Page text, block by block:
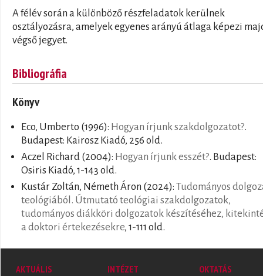
A félév során a különböző részfeladatok kerülnek
osztályozásra, amelyek egyenes arányú átlaga képezi
végső jegyet.
Bibliográfia
Könyv
Eco, Umberto (1996): Hogyan írjunk szakdolgozatot?.
Budapest: Kairosz Kiadó, 256 old.
Aczel Richard (2004): Hogyan írjunk esszét?. Budapest:
Osiris Kiadó, 1-143 old.
Kustár Zoltán, Németh Áron (2024): Tudományos
teológiából. Útmutató teológiai szakdolgozatok,
tudományos diákköri dolgozatok készítéséhez,
a doktori értekezésekre, 1-111 old.
AKTUÁLIS
INTÉZET
OKTATÁS